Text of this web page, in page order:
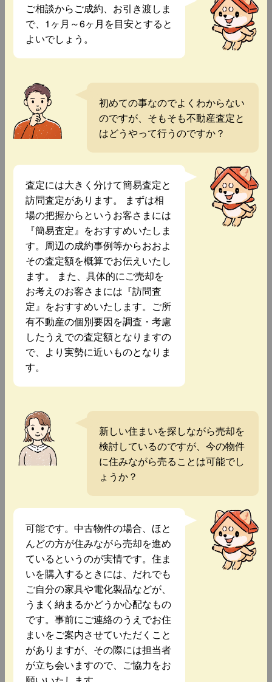
ご相談からご成約、お引き渡しま
で、1ヶ月～6ヶ月を目安とすると
よいでしょう。
初めての事なのでよくわからない
のですが、そもそも不動産査定と
はどうやって行うのですか？
査定には大きく分けて簡易査定と
訪問査定があります。 まずは相
場の把握からというお客さまには
『簡易査定』をおすすめいたしま
す。周辺の成約事例等からおおよ
その査定額を概算でお伝えいたし
ます。 また、具体的にご売却を
お考えのお客さまには『訪問査
定』をおすすめいたします。ご所
有不動産の個別要因を調査・考慮
したうえでの査定額となりますの
で、より実勢に近いものとなりま
す。
新しい住まいを探しながら売却を
検討しているのですが、今の物件
に住みながら売ることは可能でし
ょうか？
可能です。中古物件の場合、ほと
んどの方が住みながら売却を進め
ているというのが実情です。住ま
いを購入するときには、だれでも
ご自分の家具や電化製品などが、
うまく納まるかどうか心配なもの
です。事前にご連絡のうえでお住
まいをご案内させていただくこと
がありますが、その際には担当者
が立ち会いますので、ご協力をお